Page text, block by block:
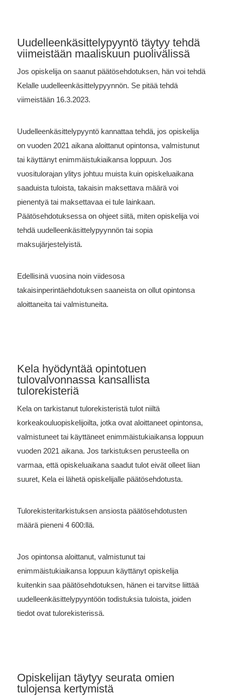
Uudelleenkäsittelypyyntö täytyy tehdä
viimeistään maaliskuun puolivälissä
Jos opiskelija on saanut päätösehdotuksen, hän voi tehdä
Kelalle uudelleenkäsittelypyynnön. Se pitää tehdä
viimeistään 16.3.2023.
Uudelleenkäsittelypyyntö kannattaa tehdä, jos opiskelija
on vuoden 2021 aikana aloittanut opintonsa, valmistunut
tai käyttänyt enimmäistukiaikansa loppuun. Jos
vuositulorajan ylitys johtuu muista kuin opiskeluaikana
saaduista tuloista, takaisin maksettava määrä voi
pienentyä tai maksettavaa ei tule lainkaan.
Päätösehdotuksessa on ohjeet siitä, miten opiskelija voi
tehdä uudelleenkäsittelypyynnön tai sopia
maksujärjestelyistä.
Edellisinä vuosina noin viidesosa
takaisinperintäehdotuksen saaneista on ollut opintonsa
aloittaneita tai valmistuneita.
Kela hyödyntää opintotuen
tulovalvonnassa kansallista
tulorekisteriä
Kela on tarkistanut tulorekisteristä tulot niiltä
korkeakouluopiskelijoilta, jotka ovat aloittaneet opintonsa,
valmistuneet tai käyttäneet enimmäistukiaikansa loppuun
vuoden 2021 aikana. Jos tarkistuksen perusteella on
varmaa, että opiskeluaikana saadut tulot eivät olleet liian
suuret, Kela ei lähetä opiskelijalle päätösehdotusta.
Tulorekisteritarkistuksen ansiosta päätösehdotusten
määrä pieneni 4 600:llä.
Jos opintonsa aloittanut, valmistunut tai
enimmäistukiaikansa loppuun käyttänyt opiskelija
kuitenkin saa päätösehdotuksen, hänen ei tarvitse liittää
uudelleenkäsittelypyyntöön todistuksia tuloista, joiden
tiedot ovat tulorekisterissä.
Opiskelijan täytyy seurata omien
tulojensa kertymistä